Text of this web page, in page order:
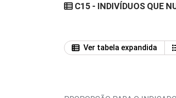
C15 - INDIVÍDUOS QUE
Ver tabela expandida